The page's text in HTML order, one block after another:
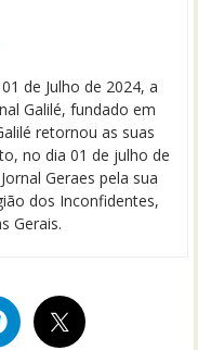
de Julho de 2024, a
Galilé, fundado em
retornou as suas
no dia 01 de julho de
Geraes pela sua
dos Inconfidentes,
Gerais.